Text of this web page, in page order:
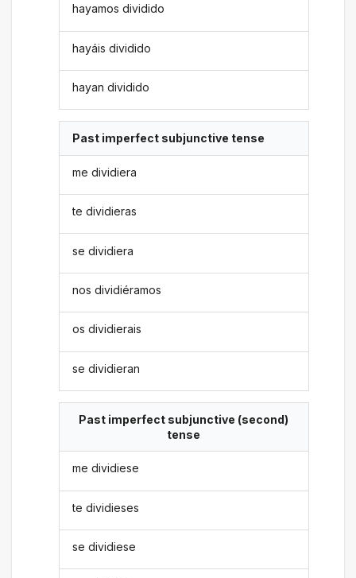
hayamos dividido
hayáis dividido
hayan dividido
Past imperfect subjunctive tense
me dividiera
te dividieras
se dividiera
nos dividiéramos
os dividierais
se dividieran
Past imperfect subjunctive (second)
tense
me dividiese
te dividieses
se dividiese